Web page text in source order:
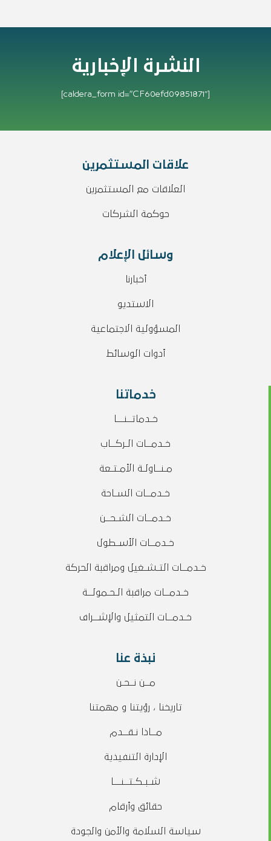
النشرة الإخبارية
[caldera_form id=”CF60efd09851871″]
علاقات المستثمرين
العلاقات مع المستثمرين
حوكمة الشركات
وسائل الإعلام
أخبارنا
الاستديو
المسؤولية الاجتماعية
أدوات الوسائط
خدماتنا
خـدماتــنـــا
خـدمــات الـركــاب
مـنــاولـة الأمـتـعة
خـدمــات السـاحة
خـدمــات الشـحــن
خـدمــات الأسـطول
خـدمــات التـشـغيل ومراقبة الحركة
خـدمــات مراقبة الـحـمولــة
خـدمــات التمثيل والإشــراف
نبذة عنا
مــن نــحـن
تاريخنا ، رؤيتنا و مهمتنا
مــاذا نـقــدم
الإدارة التنفيذية
شـبـكـتــنـــا
حقائق وأرقام
سياسة السلامة والأمن والجودة